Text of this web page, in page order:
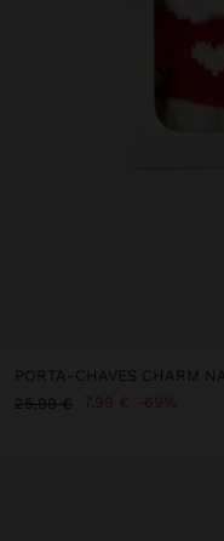
PORTA-CHAVES CHARM
25,99 €
7,99 € 69%